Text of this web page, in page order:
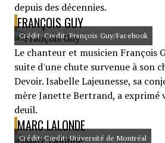
depuis des décennies.
FRANÇOIS GUY
Crédit: Credit: François Guy/Facebook
Le chanteur et musicien François
suite d'une chute survenue à son
Devoir. Isabelle Lajeunesse, sa
mère Janette Bertrand, a exprimé
deuil.
MARC LALONDE
Crédit: Credit: Université de Montréal